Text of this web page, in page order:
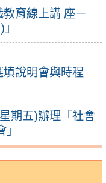
教育線上講 座－
說明會與時程
期五)辦理「社會